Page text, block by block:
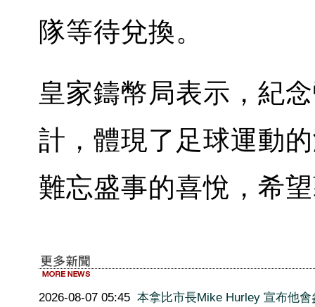
隊等待兌換。
皇家鑄幣局表示，紀
計，體現了足球運動
難忘盛事的喜悅，希
2026-08-07 05:45 本拿比市長Mike Hurley 宣布他會